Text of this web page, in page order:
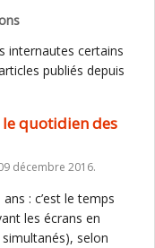
internautes certains
publiés depuis
le quotidien des
décembre 2016.
: c’est le temps
les écrans en
selon